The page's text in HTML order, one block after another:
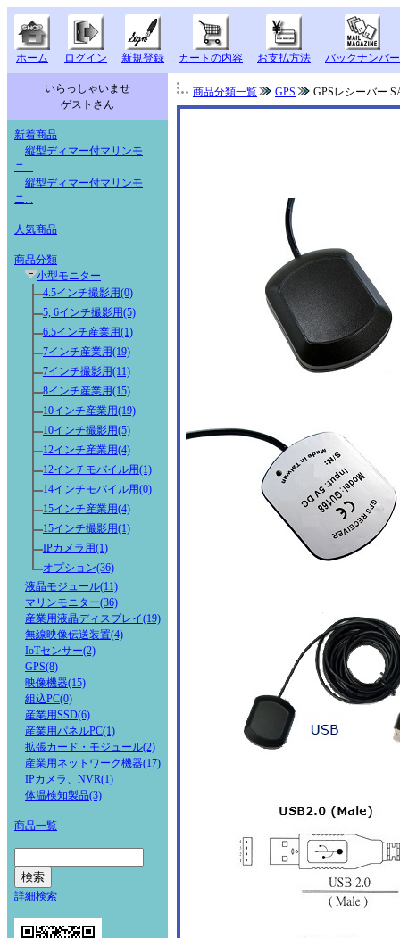
ホーム ログイン 新規登録 カートの内容 お支払方法 バックナンバー
いらっしゃいませ
ゲストさん
新着商品
縦型ディマー付マリンモ
ニ...
縦型ディマー付マリンモ
ニ...
人気商品
商品分類
小型モニター
4.5インチ撮影用(0)
5, 6インチ撮影用(5)
6.5インチ産業用(1)
7インチ産業用(19)
7インチ撮影用(11)
8インチ産業用(15)
10インチ産業用(19)
10インチ撮影用(5)
12インチ産業用(4)
12インチモバイル用(1)
14インチモバイル用(0)
15インチ産業用(4)
15インチ撮影用(1)
IPカメラ用(1)
オプション(36)
液晶モジュール(11)
マリンモニター(36)
産業用液晶ディスプレイ(19)
無線映像伝送装置(4)
IoTセンサー(2)
GPS(8)
映像機器(15)
組込PC(0)
産業用SSD(6)
産業用パネルPC(1)
拡張カード・モジュール(2)
産業用ネットワーク機器(17)
IPカメラ、NVR(1)
体温検知製品(3)
商品一覧
詳細検索
商品分類一覧 GPS GPSレシーバー